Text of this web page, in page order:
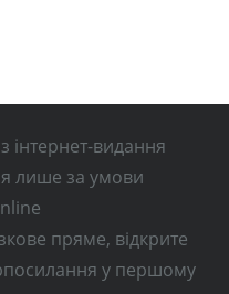
інтернет-видання
лише за умови
пряме, відкрите
у першому